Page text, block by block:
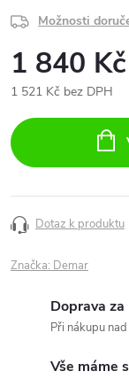
Možnosti
1 840 Kč
1 521 Kč bez DPH
cena:
Dotaz k produktu
Značka: Demar
Doprava
Při nákupu
Vše máme